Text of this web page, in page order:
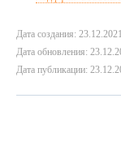
Дата создания: 23.12.2021
Дата обновления:
Дата публикации: